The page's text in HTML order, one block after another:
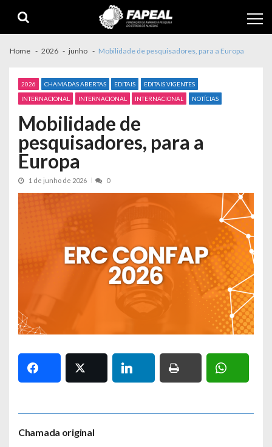
navigation
content
Home 2026 junho Mobilidade de pesquisadores, para a Europa
2026 CHAMADAS ABERTAS EDITAIS
EDITAIS VIGENTES
INTERNACIONAL
INTERNACIONAL INTERNACIONAL NOTÍCIAS
Mobilidade de
pesquisadores, para a
Europa
1 de junho de 2026 0
Chamada original